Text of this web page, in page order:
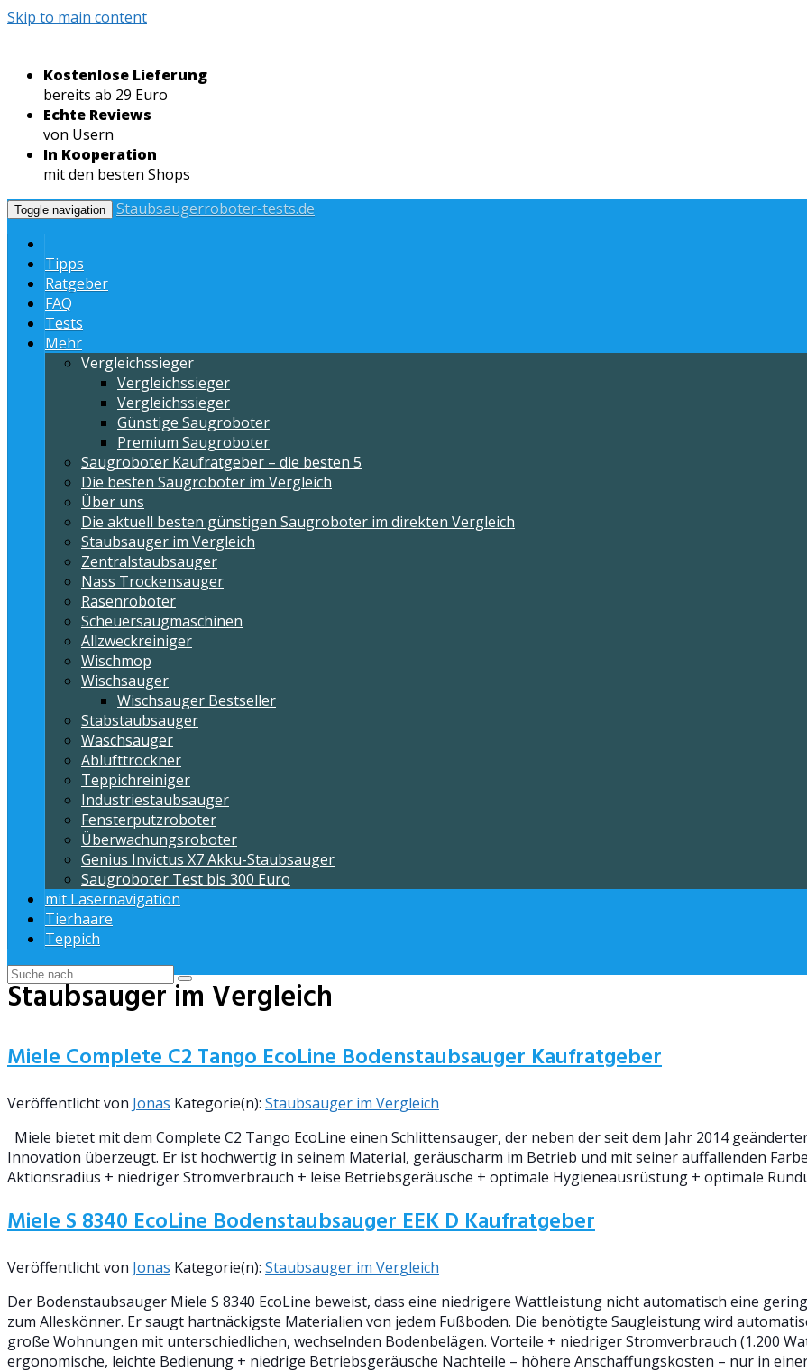
Skip to main content
Kostenlose Lieferung
bereits ab 29 Euro
Echte Reviews
von Usern
In Kooperation
mit den besten Shops
Toggle navigation Staubsaugerroboter-tests.de
Tipps
Ratgeber
FAQ
Tests
Mehr
Vergleichssieger
Vergleichssieger
Vergleichssieger
Günstige Saugroboter
Premium Saugroboter
Saugroboter Kaufratgeber – die besten 5
Die besten Saugroboter im Vergleich
Über uns
Die aktuell besten günstigen Saugroboter im direkten Vergleich
Staubsauger im Vergleich
Zentralstaubsauger
Nass Trockensauger
Rasenroboter
Scheuersaugmaschinen
Allzweckreiniger
Wischmop
Wischsauger
Wischsauger Bestseller
Stabstaubsauger
Waschsauger
Ablufttrockner
Teppichreiniger
Industriestaubsauger
Fensterputzroboter
Überwachungsroboter
Genius Invictus X7 Akku-Staubsauger
Saugroboter Test bis 300 Euro
mit Lasernavigation
Tierhaare
Teppich
Staubsauger im Vergleich
Miele Complete C2 Tango EcoLine Bodenstaubsauger Kaufratgeber
Veröffentlicht von Jonas Kategorie(n): Staubsauger im Vergleich
Miele bietet mit dem Complete C2 Tango EcoLine einen Schlittensauger, der neben der seit dem Jahr 2014
Innovation überzeugt. Er ist hochwertig in seinem Material, geräuscharm im Betrieb und mit seiner auffallenden
Aktionsradius + niedriger Stromverbrauch + leise Betriebsgeräusche + optimale Hygieneausrüstung + optimale
Miele S 8340 EcoLine Bodenstaubsauger EEK D Kaufratgeber
Veröffentlicht von Jonas Kategorie(n): Staubsauger im Vergleich
Der Bodenstaubsauger Miele S 8340 EcoLine beweist, dass eine niedrigere Wattleistung nicht automatisch eine
zum Alleskönner. Er saugt hartnäckigste Materialien von jedem Fußboden. Die benötigte Saugleistung wird
große Wohnungen mit unterschiedlichen, wechselnden Bodenbelägen. Vorteile + niedriger Stromverbrauch (1.200
ergonomische, leichte Bedienung + niedrige Betriebsgeräusche Nachteile – höhere Anschaffungskosten – nur in